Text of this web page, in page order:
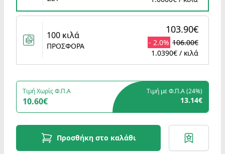
100 κιλά
ΠΡΟΣΦΟΡΑ
103.90€
- 2.0% 106.00€
1.0390€ / κιλά
Τιμή Χωρίς Φ.Π.Α
10.60€
Τιμή με Φ.Π.Α (24%)
13.14€
Προσθήκη στο καλάθι